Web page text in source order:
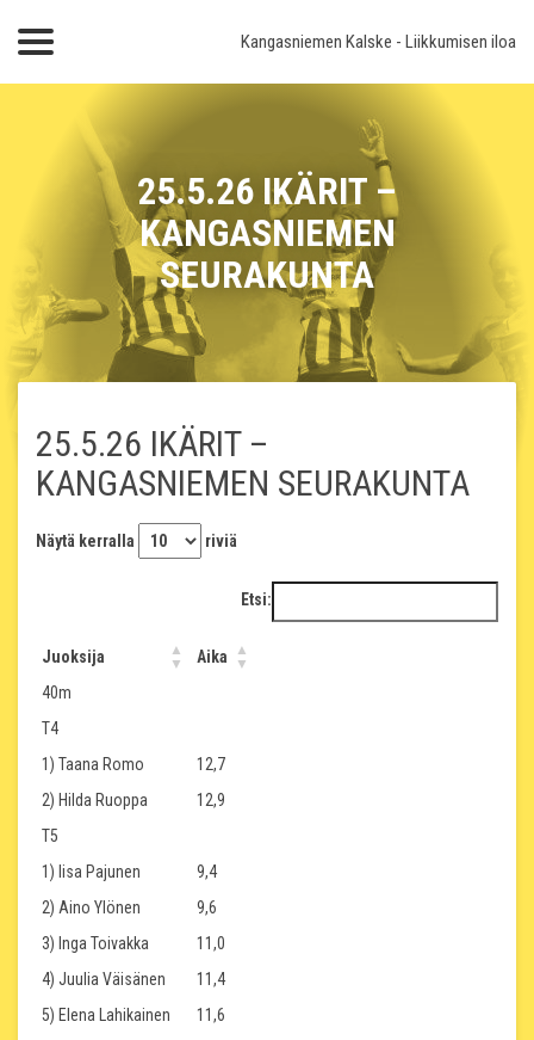
Kangasniemen Kalske - Liikkumisen iloa
25.5.26 IKÄRIT –
KANGASNIEMEN
SEURAKUNTA
25.5.26 IKÄRIT –
KANGASNIEMEN SEURAKUNTA
Näytä kerralla riviä
Etsi:
Juoksija
Aika
40m
T4
1) Taana Romo
12,7
2) Hilda Ruoppa
12,9
T5
1) Iisa Pajunen
9,4
2) Aino Ylönen
9,6
3) Inga Toivakka
11,0
4) Juulia Väisänen
11,4
5) Elena Lahikainen
11,6